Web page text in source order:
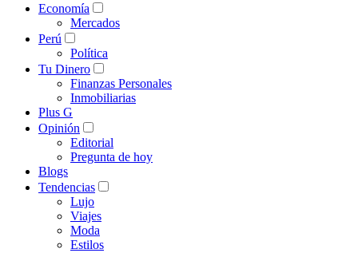
Economía
Mercados
Perú
Política
Tu Dinero
Finanzas Personales
Inmobiliarias
Plus G
Opinión
Editorial
Pregunta de hoy
Blogs
Tendencias
Lujo
Viajes
Moda
Estilos